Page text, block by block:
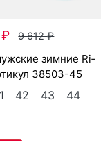
₽ 9 612₽
38503-45
42 43
44